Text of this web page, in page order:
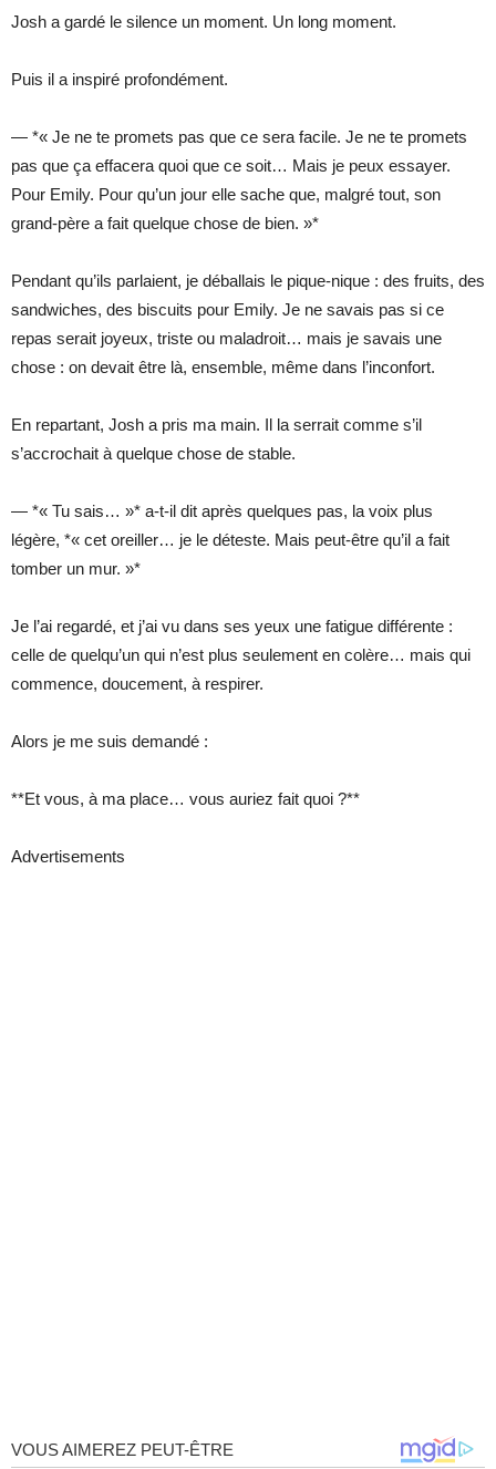
Josh a gardé le silence un moment. Un long moment.
Puis il a inspiré profondément.
— *« Je ne te promets pas que ce sera facile. Je ne te promets
pas que ça effacera quoi que ce soit… Mais je peux essayer.
Pour Emily. Pour qu’un jour elle sache que, malgré tout, son
grand-père a fait quelque chose de bien. »*
Pendant qu’ils parlaient, je déballais le pique-nique : des fruits, des
sandwiches, des biscuits pour Emily. Je ne savais pas si ce
repas serait joyeux, triste ou maladroit… mais je savais une
chose : on devait être là, ensemble, même dans l’inconfort.
En repartant, Josh a pris ma main. Il la serrait comme s’il
s’accrochait à quelque chose de stable.
— *« Tu sais… »* a-t-il dit après quelques pas, la voix plus
légère, *« cet oreiller… je le déteste. Mais peut-être qu’il a fait
tomber un mur. »*
Je l’ai regardé, et j’ai vu dans ses yeux une fatigue différente :
celle de quelqu’un qui n’est plus seulement en colère… mais qui
commence, doucement, à respirer.
Alors je me suis demandé :
**Et vous, à ma place… vous auriez fait quoi ?**
Advertisements